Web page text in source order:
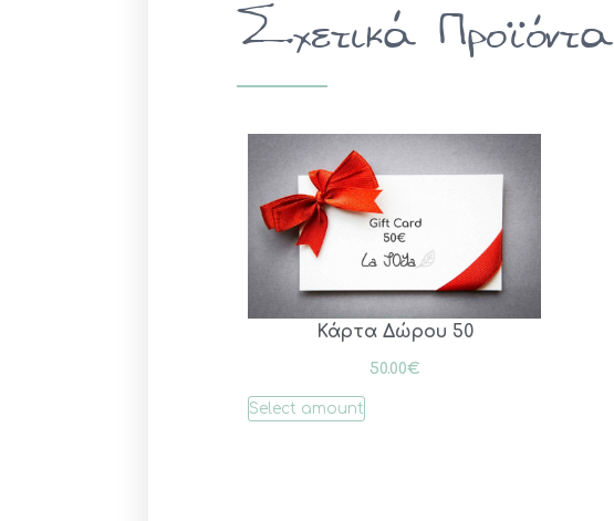
Σχετικά Προϊόντα
Κάρτα Δώρου 50
50.00€
Select amount